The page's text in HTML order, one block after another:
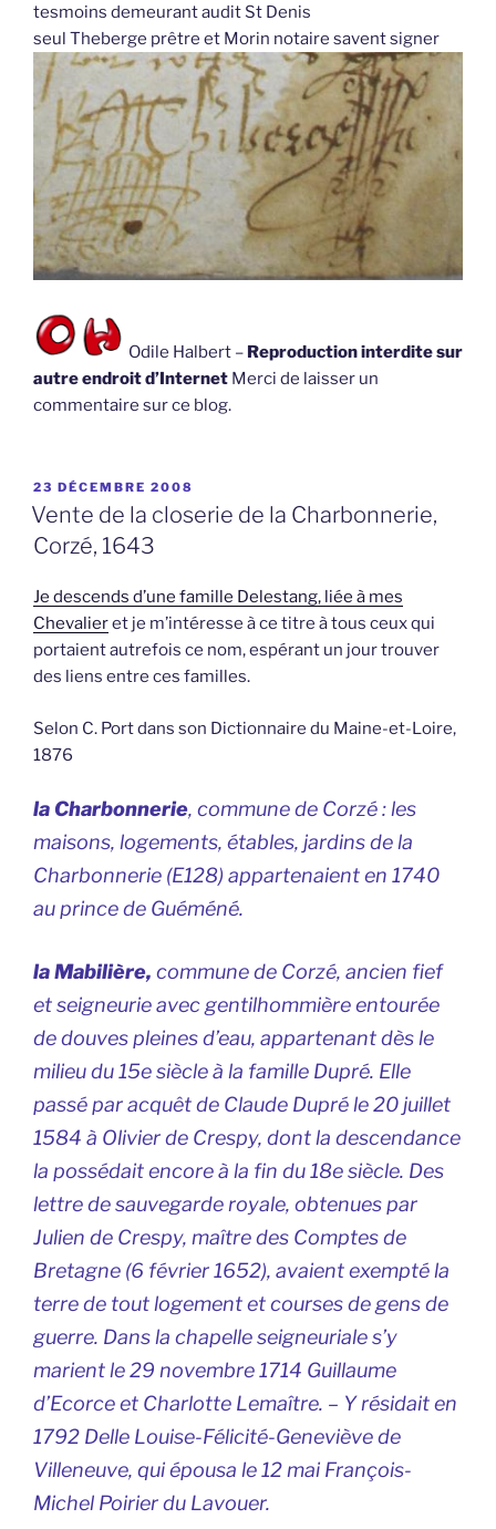
tesmoins demeurant audit St Denis
seul Theberge prêtre et Morin notaire savent signer
Odile Halbert – Reproduction interdite sur
autre endroit d’Internet Merci de laisser un
commentaire sur ce blog.
PUBLIÉ
LE
23 DÉCEMBRE 2008
Vente de la closerie de la Charbonnerie,
Corzé, 1643
Je descends d’une famille Delestang, liée à mes
Chevalieret je m’intéresse à ce titre à tous ceux qui
portaient autrefois ce nom, espérant un jour trouver
des liens entre ces familles.
Selon C. Port dans son Dictionnaire du Maine-et-Loire,
1876
la Charbonnerie, commune de Corzé : les
maisons, logements, étables, jardins de la
Charbonnerie (E128) appartenaient en 1740
au prince de Guéméné.
la Mabilière, commune de Corzé, ancien fief
et seigneurie avec gentilhommière entourée
de douves pleines d’eau, appartenant dès le
milieu du 15e siècle à la famille Dupré. Elle
passé par acquêt de Claude Dupré le 20 juillet
1584 à Olivier de Crespy, dont la descendance
la possédait encore à la fin du 18e siècle. Des
lettre de sauvegarde royale, obtenues par
Julien de Crespy, maître des Comptes de
Bretagne (6 février 1652), avaient exempté la
terre de tout logement et courses de gens de
guerre. Dans la chapelle seigneuriale s’y
marient le 29 novembre 1714 Guillaume
d’Ecorce et Charlotte Lemaître. – Y résidait en
1792 Delle Louise-Félicité-Geneviève de
Villeneuve, qui épousa le 12 mai François-
Michel Poirier du Lavouer.